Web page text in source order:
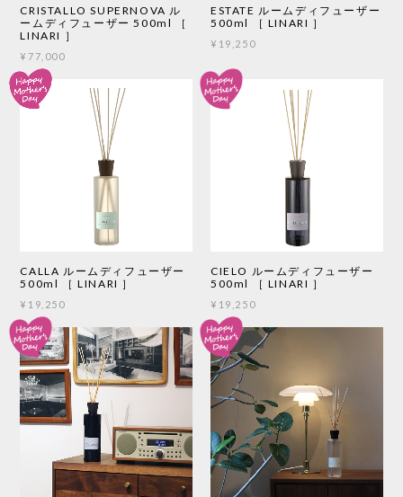
CRISTALLO SUPERNOVA ル
ームディフューザー 500ml ［
LINARI ］
¥77,000
ESTATE ルームディフューザー
500ml ［ LINARI ］
¥19,250
CALLA ルームディフューザー
500ml ［ LINARI ］
¥19,250
CIELO ルームディフューザー
500ml ［ LINARI ］
¥19,250